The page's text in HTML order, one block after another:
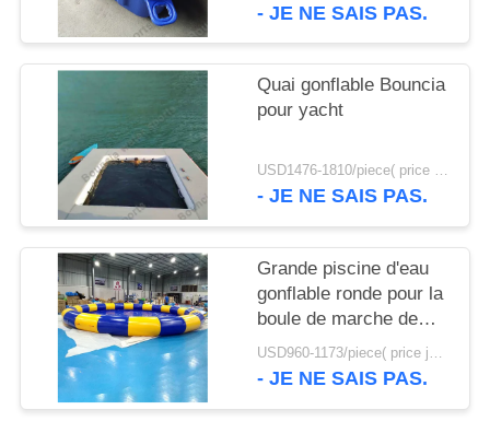
PRIVACY
POLICY
- JE NE SAIS PAS.
Quai gonflable Bouncia
pour yacht
USD1476-1810/piece( price just for reference, detailed prices need to be confirmed) MOQ:1pc
- JE NE SAIS PAS.
Grande piscine d'eau
gonflable ronde pour la
boule de marche de
l'eau
USD960-1173/piece( price just for reference, detailed prices need to be confirmed) MOQ:1PC
- JE NE SAIS PAS.